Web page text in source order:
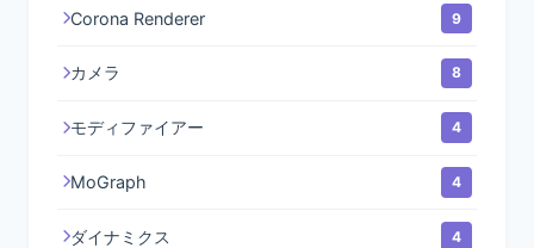
Corona Renderer 9
カメラ 8
モディファイアー 4
MoGraph 4
ダイナミクス 4